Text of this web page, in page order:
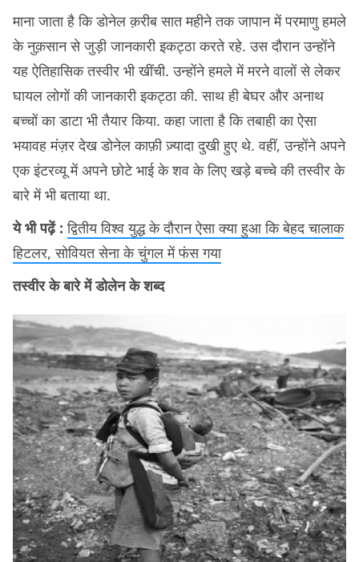
माना जाता है कि डोनेल क़रीब सात महीने तक जापान में परमाणु हमले
के नुक़सान से जुड़ी जानकारी इकट्ठा करते रहे. उस दौरान उन्होंने
यह ऐतिहासिक तस्वीर भी खींची. उन्होंने हमले में मरने वालों से लेकर
घायल लोगों की जानकारी इकट्ठा की. साथ ही बेघर और अनाथ
बच्चों का डाटा भी तैयार किया. कहा जाता है कि तबाही का ऐसा
भयावह मंज़र देख डोनेल काफ़ी ज़्यादा दुखी हुए थे. वहीं, उन्होंने अपने
एक इंटरव्यू में अपने छोटे भाई के शव के लिए खड़े बच्चे की तस्वीर के
बारे में भी बताया था.
ये भी पढ़ें :द्वितीय विश्व युद्ध के दौरान ऐसा क्या हुआ कि बेहद चालाक
हिटलर, सोवियत सेना के चुंगल में फंस गया
तस्वीर के बारे में डोलेन के शब्द